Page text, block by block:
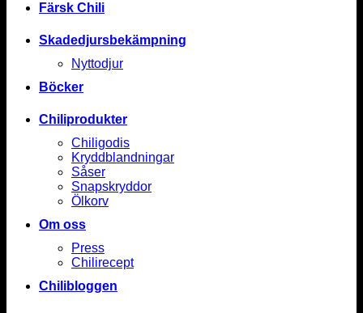
Färsk Chili
Skadedjursbekämpning
Nyttodjur
Böcker
Chiliprodukter
Chiligodis
Kryddblandningar
Såser
Snapskryddor
Ölkorv
Om oss
Press
Chilirecept
Chilibloggen